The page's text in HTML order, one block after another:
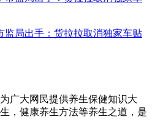
监局出手：货拉拉取消独家车贴
广大网民提供养生保健知识大
，健康养生方法等养生之道，是